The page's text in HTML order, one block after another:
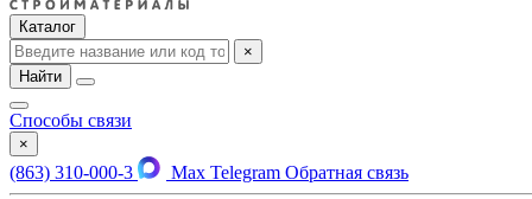
Каталог
×
Найти
Способы связи
×
(863) 310-000-3 Max Telegram Обратная связь